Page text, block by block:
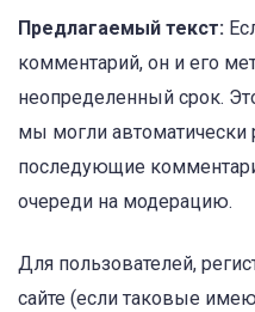
Предлагаемый текст:
комментарий, он и его
неопределенный срок.
мы могли автоматически
последующие
очереди на модерацию.
Для пользователей,
сайте (если таковые